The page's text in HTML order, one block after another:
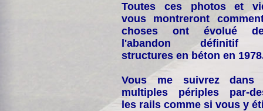
Toutes ces photos et
vous montreront
choses ont évolué
l'abandon définitif
structures en béton en
Vous me suivrez dans
multiples périples par-
les rails comme si vous y